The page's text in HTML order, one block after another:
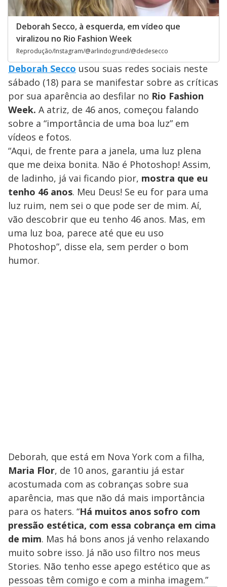
Deborah Secco, à esquerda, em vídeo que
viralizou no Rio Fashion Week
Reprodução/Instagram/@arlindogrund/@dedesecco
Deborah Secco usou suas redes sociais neste
sábado (18) para se manifestar sobre as críticas
por sua aparência ao desfilar no Rio Fashion
Week. A atriz, de 46 anos, começou falando
sobre a “importância de uma boa luz” em
vídeos e fotos.
“Aqui, de frente para a janela, uma luz plena
que me deixa bonita. Não é Photoshop! Assim,
de ladinho, já vai ficando pior, mostra que eu
tenho 46 anos. Meu Deus! Se eu for para uma
luz ruim, nem sei o que pode ser de mim. Aí,
vão descobrir que eu tenho 46 anos. Mas, em
uma luz boa, parece até que eu uso
Photoshop”, disse ela, sem perder o bom
humor.
Deborah, que está em Nova York com a filha,
Maria Flor, de 10 anos, garantiu já estar
acostumada com as cobranças sobre sua
aparência, mas que não dá mais importância
para os haters. “Há muitos anos sofro com
pressão estética, com essa cobrança em cima
de mim. Mas há bons anos já venho relaxando
muito sobre isso. Já não uso filtro nos meus
Stories. Não tenho esse apego estético que as
pessoas têm comigo e com a minha imagem.”